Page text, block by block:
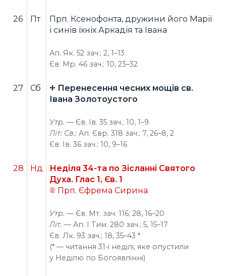
26 Пт
Прп. Ксенофонта, дружини його Марії
і синів їхніх Аркадія та Івана
Ап. Як. 52 зач.; 2, 1–13
Єв. Мр. 46 зач.; 10, 23–32
27 Сб
Перенесення чесних мощів св.
Івана Золотоустого
Утр. — Єв. Ів. 35 зач.; 10, 1–9
Літ: Св.: Ап. Євр. 318 зач.; 7, 26–8, 2
Єв. Ів. 36 зач.; 10, 9–16
28 Нд
Неділя 34-та по Зісланні Святого
Духа. Глас 1, Єв. 1
Прп. Єфрема Сирина
Утр. — Єв. Мт. зач. 116; 28, 16–20
Літ. — Ап. І Тим. 280 зач.; 5, 15–17
Єв. Лк. 93 зач.; 18, 35–43 *
(* — читання 31-ї неділі, яке опустили
у Неділю по Богоявлінні)